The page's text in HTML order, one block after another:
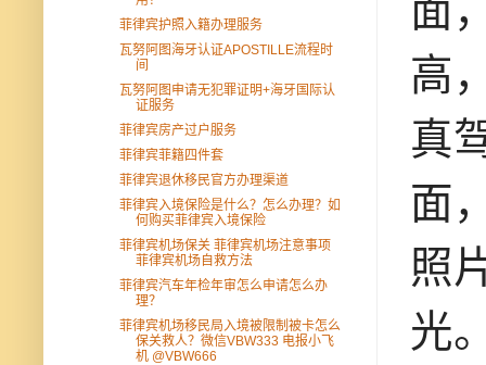
面
高
真
面
照
光
菲律宾护照入籍办理服务
瓦努阿图海牙认证APOSTILLE流程时
间
瓦努阿图申请无犯罪证明+海牙国际认
证服务
菲律宾房产过户服务
菲律宾菲籍四件套
菲律宾退休移民官方办理渠道
菲律宾入境保险是什么？怎么办理？如
何购买菲律宾入境保险
菲律宾机场保关 菲律宾机场注意事项
菲律宾机场自救方法
菲律宾汽车年检年审怎么申请怎么办
理？
菲律宾机场移民局入境被限制被卡怎么
保关救人？微信VBW333 电报小飞
机 @VBW666